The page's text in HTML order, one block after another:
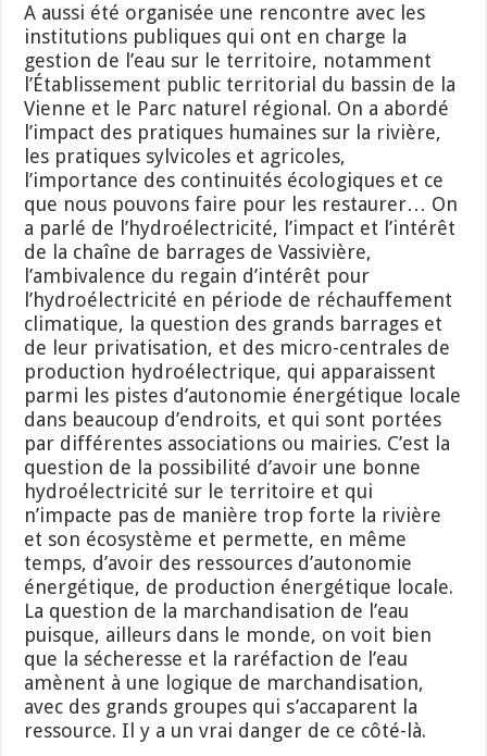
A aussi été organisée une rencontre avec les
institutions publiques qui ont en charge la
gestion de l’eau sur le territoire, notamment
l’Établissement public territorial du bassin de la
Vienne et le Parc naturel régional. On a abordé
l’impact des pratiques humaines sur la rivière,
les pratiques sylvicoles et agricoles,
l’importance des continuités écologiques et ce
que nous pouvons faire pour les restaurer… On
a parlé de l’hydroélectricité, l’impact et l’intérêt
de la chaîne de barrages de Vassivière,
l’ambivalence du regain d’intérêt pour
l’hydroélectricité en période de réchauffement
climatique, la question des grands barrages et
de leur privatisation, et des micro-centrales de
production hydroélectrique, qui apparaissent
parmi les pistes d’autonomie énergétique locale
dans beaucoup d’endroits, et qui sont portées
par différentes associations ou mairies. C’est la
question de la possibilité d’avoir une bonne
hydroélectricité sur le territoire et qui
n’impacte pas de manière trop forte la rivière
et son écosystème et permette, en même
temps, d’avoir des ressources d’autonomie
énergétique, de production énergétique locale.
La question de la marchandisation de l’eau
puisque, ailleurs dans le monde, on voit bien
que la sécheresse et la raréfaction de l’eau
amènent à une logique de marchandisation,
avec des grands groupes qui s’accaparent la
ressource. Il y a un vrai danger de ce côté-là.